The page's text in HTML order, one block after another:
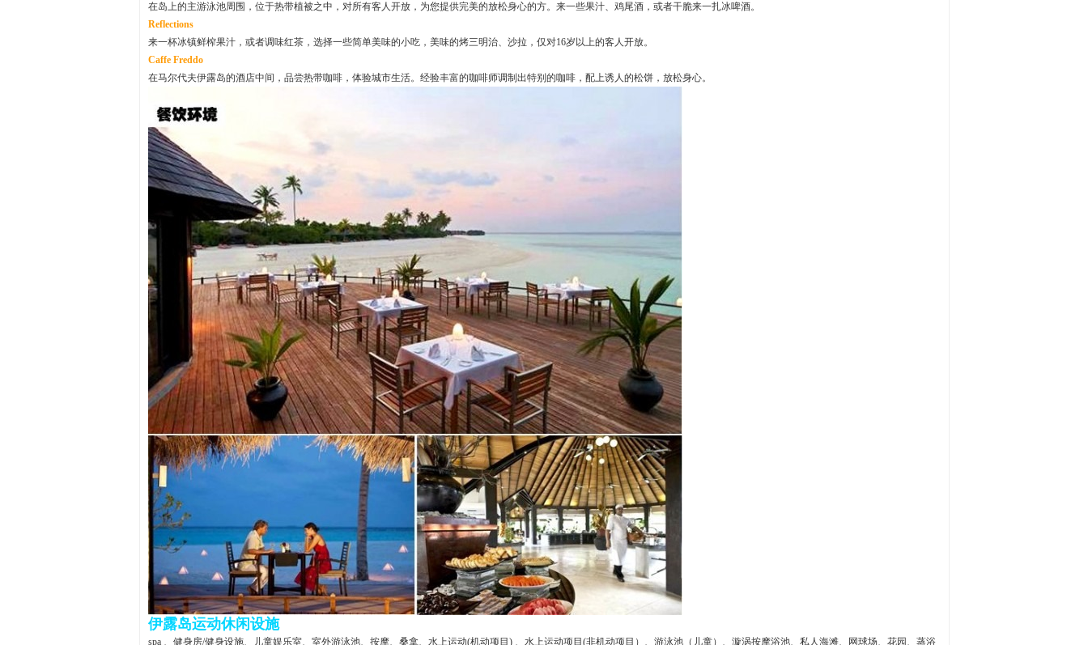
在岛上的主游泳池周围，位于热带植被之中，对所有客人开放，为您提供完美的放松身心的方。来一些果汁、鸡尾酒，或者干脆来一扎冰啤酒。
Reflections
来一杯冰镇鲜榨果汁，或者调味红茶，选择一些简单美味的小吃，美味的烤三明治、沙拉，仅对16岁以上的客人开放。
Caffe Freddo
在马尔代夫伊露岛的酒店中间，品尝热带咖啡，体验城市生活。经验丰富的咖啡师调制出特别的咖啡，配上诱人的松饼，放松身心。
伊露岛运动休闲设施
spa 、健身房/健身设施、儿童娱乐室、室外游泳池、按摩、桑拿、水上运动(机动项目) 、水上运动项目(非机动项目）、游泳池（儿童）、漩涡按摩浴池、私人海滩、网球场、花园、蒸浴